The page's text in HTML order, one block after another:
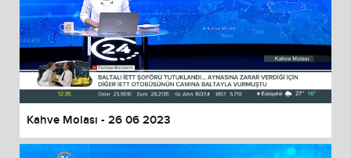
Kahve Molası - 26 06 2023